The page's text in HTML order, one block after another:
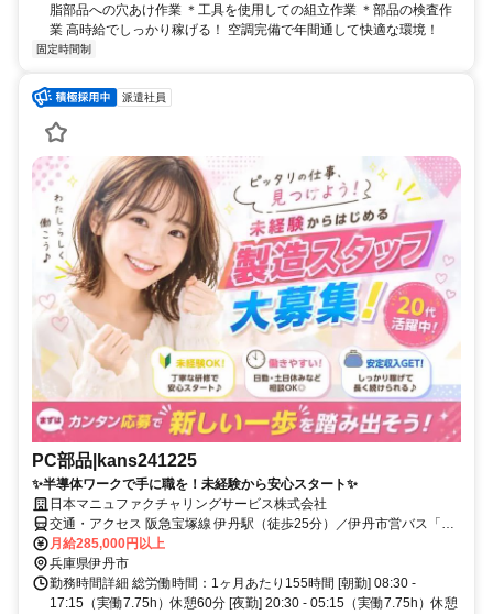
脂部品への穴あけ作業 ＊工具を使用しての組立作業 ＊部品の検査作
業 高時給でしっかり稼げる！ 空調完備で年間通して快適な環境！
固定時間制
派遣社員
PC部品|kans241225
✨半導体ワークで手に職を！未経験から安心スタート✨
日本マニュファクチャリングサービス株式会社
交通・アクセス 阪急宝塚線 伊丹駅（徒歩25分）／伊丹市営バス「住
友北」
月給285,000円以上
兵庫県伊丹市
勤務時間詳細 総労働時間：1ヶ月あたり155時間 [朝勤] 08:30 -
17:15（実働7.75h）休憩60分 [夜勤] 20:30 - 05:15（実働7.75h）休憩